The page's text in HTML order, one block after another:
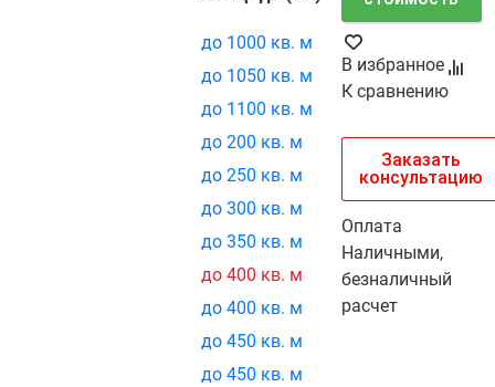
В избранное
К сравнению
Заказать
консультацию
Оплата
Наличными,
безналичный
расчет
до 1000 кв. м
до 1050 кв. м
до 1100 кв. м
до 200 кв. м
до 250 кв. м
до 300 кв. м
до 350 кв. м
до 400 кв. м
до 400 кв. м
до 450 кв. м
до 450 кв. м